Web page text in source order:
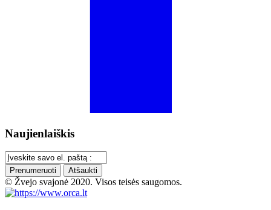
Naujienlaiškis
Prenumeruoti Atšaukti
© Žvejo svajonė 2020. Visos teisės saugomos.